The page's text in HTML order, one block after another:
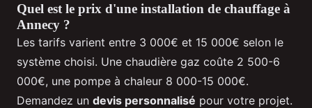
Quel est le prix d'une installation de chauffage à
Annecy ?
Les tarifs varient entre 3 000€ et 15 000€ selon le
système choisi. Une chaudière gaz coûte 2 500-6
000€, une pompe à chaleur 8 000-15 000€.
Demandez un devis personnalisé pour votre projet.